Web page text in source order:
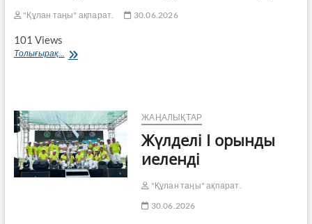
"Құлан таңы" ақпарат. 30.06.2026
101 Views
Толығырақ... ҚАЗАҚСТАН
ТҰРАҚТЫ
КЕЗДЕСУЛЕРІН
ӨТКІЗУ
ТУРАЛЫ»
2022
ЖЫЛҒЫ
ЖАҢАЛЫҚТАР
Жүлделі І орынды
иеленді
"Құлан таңы" ақпарат.
30.06.2026